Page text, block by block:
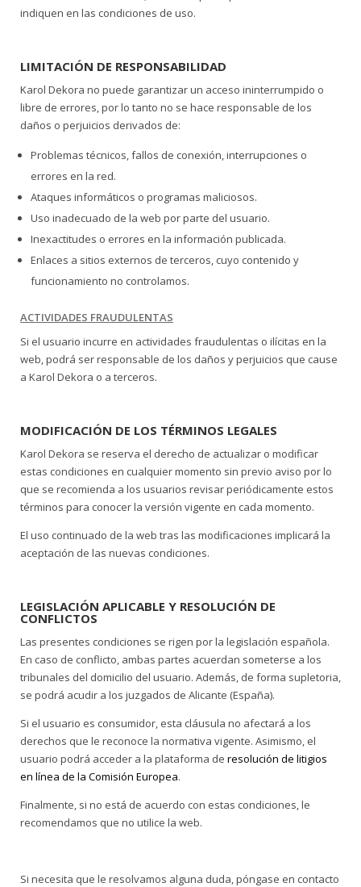
indiquen en las condiciones de uso.
LIMITACIÓN DE RESPONSABILIDAD
Karol Dekora no puede garantizar un acceso ininterrumpido o
libre de errores, por lo tanto no se hace responsable de los
daños o perjuicios derivados de:
Problemas técnicos, fallos de conexión, interrupciones o
errores en la red.
Ataques informáticos o programas maliciosos.
Uso inadecuado de la web por parte del usuario.
Inexactitudes o errores en la información publicada.
Enlaces a sitios externos de terceros, cuyo contenido y
funcionamiento no controlamos.
ACTIVIDADES FRAUDULENTAS
Si el usuario incurre en actividades fraudulentas o ilícitas en la
web, podrá ser responsable de los daños y perjuicios que cause
a Karol Dekora o a terceros.
MODIFICACIÓN DE LOS TÉRMINOS LEGALES
Karol Dekora se reserva el derecho de actualizar o modificar
estas condiciones en cualquier momento sin previo aviso por lo
que se recomienda a los usuarios revisar periódicamente estos
términos para conocer la versión vigente en cada momento.
El uso continuado de la web tras las modificaciones implicará la
aceptación de las nuevas condiciones.
LEGISLACIÓN APLICABLE Y RESOLUCIÓN DE
CONFLICTOS
Las presentes condiciones se rigen por la legislación española.
En caso de conflicto, ambas partes acuerdan someterse a los
tribunales del domicilio del usuario. Además, de forma supletoria,
se podrá acudir a los juzgados de Alicante (España).
Si el usuario es consumidor, esta cláusula no afectará a los
derechos que le reconoce la normativa vigente. Asimismo, el
usuario podrá acceder a la plataforma de resolución de litigios
en línea de la Comisión Europea.
Finalmente, si no está de acuerdo con estas condiciones, le
recomendamos que no utilice la web.
Si necesita que le resolvamos alguna duda, póngase en contacto